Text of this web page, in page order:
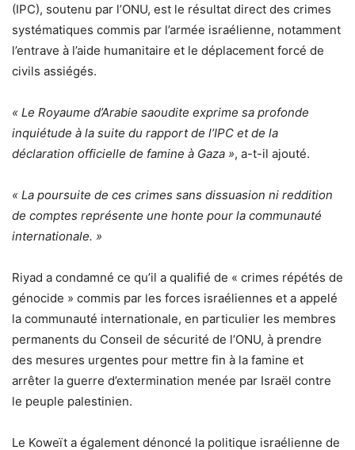
(IPC), soutenu par l’ONU, est le résultat direct des crimes
systématiques commis par l’armée israélienne, notamment
l’entrave à l’aide humanitaire et le déplacement forcé de
civils assiégés.
« Le Royaume d’Arabie saoudite exprime sa profonde
inquiétude à la suite du rapport de l’IPC et de la
déclaration officielle de famine à Gaza », a-t-il ajouté.
« La poursuite de ces crimes sans dissuasion ni reddition
de comptes représente une honte pour la communauté
internationale. »
Riyad a condamné ce qu’il a qualifié de « crimes répétés de
génocide » commis par les forces israéliennes et a appelé
la communauté internationale, en particulier les membres
permanents du Conseil de sécurité de l’ONU, à prendre
des mesures urgentes pour mettre fin à la famine et
arrêter la guerre d’extermination menée par Israël contre
le peuple palestinien.
Le Koweït a également dénoncé la politique israélienne de